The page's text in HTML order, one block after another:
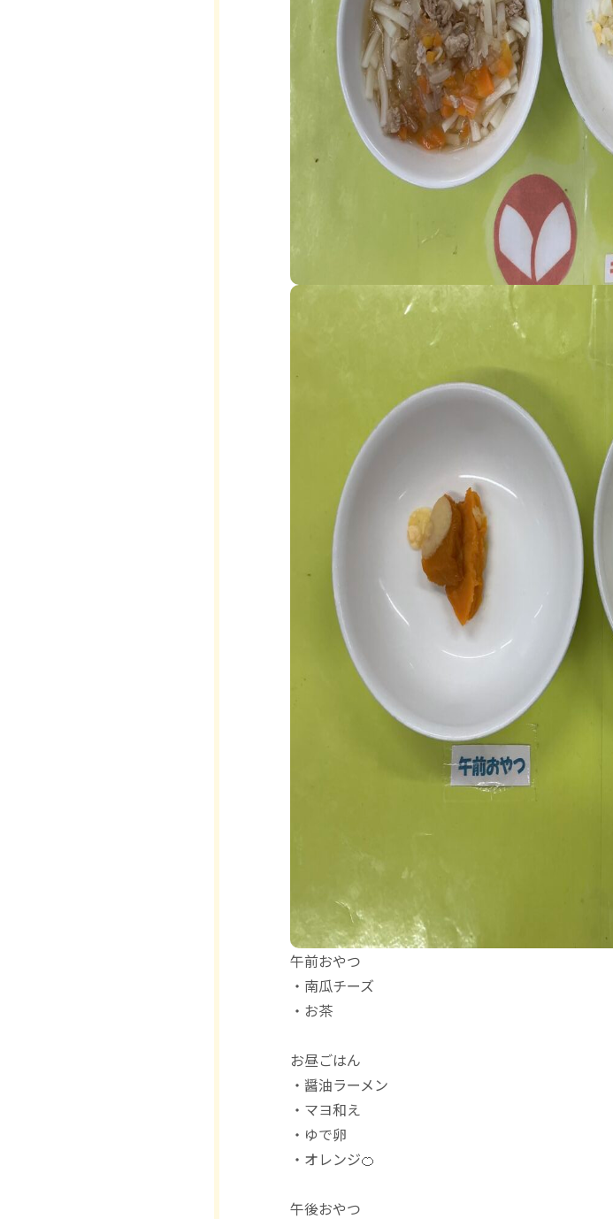
午前おやつ
・南瓜チーズ
・お茶
お昼ごはん
・醤油ラーメン
・マヨ和え
・ゆで卵
・オレンジ🍊
午後おやつ